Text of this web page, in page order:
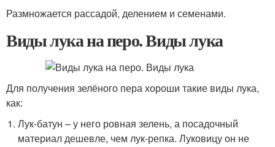
Размножается рассадой, делением и семенами.
Виды лука на перо. Виды лука
Для получения зелёного пера хороши такие виды лука,
как:
Лук-батун – у него ровная зелень, а посадочный
материал дешевле, чем лук-репка. Луковицу он не